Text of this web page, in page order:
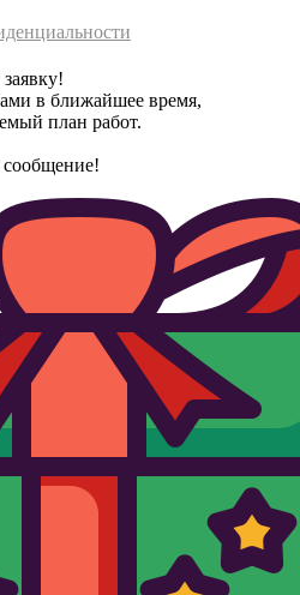
в ближайшее время,
план работ.